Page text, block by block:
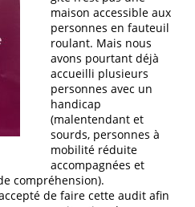
maison accessible aux
personnes en fauteuil
roulant. Mais nous
avons pourtant déjà
accueilli plusieurs
personnes avec un
handicap
(malentendant et
sourds, personnes à
mobilité réduite
accompagnées et
compréhension).
de faire cette audit afin